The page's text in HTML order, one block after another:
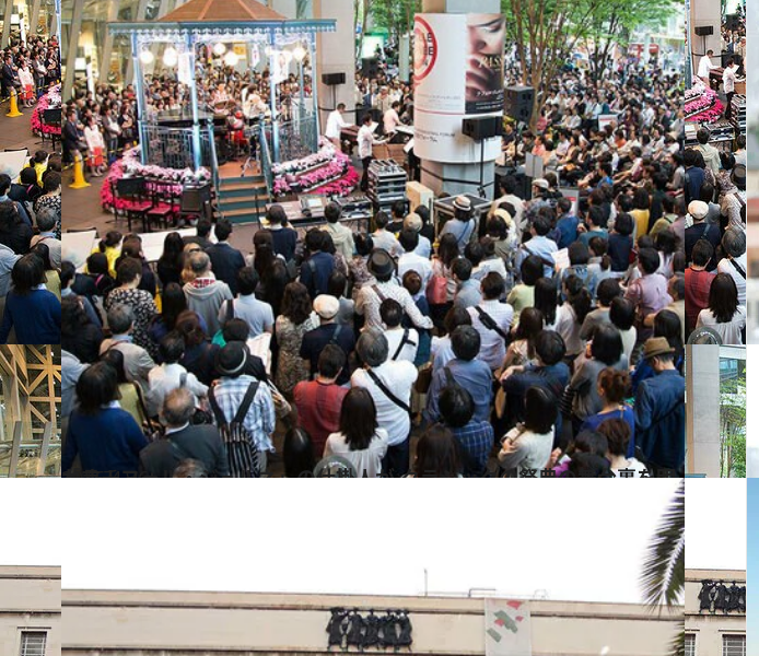
2016.4.26
「ラ・フォル・ジュルネ」の仕掛人が クラシックの祭典の舞台裏を明かす！
カルチャー